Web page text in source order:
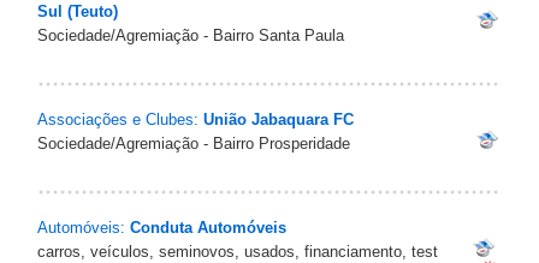
Sul (Teuto)
Sociedade/Agremiação - Bairro Santa Paula
Associações e Clubes: União Jabaquara FC
Sociedade/Agremiação - Bairro Prosperidade
Automóveis: Conduta Automóveis
carros, veículos, seminovos, usados, financiamento, test